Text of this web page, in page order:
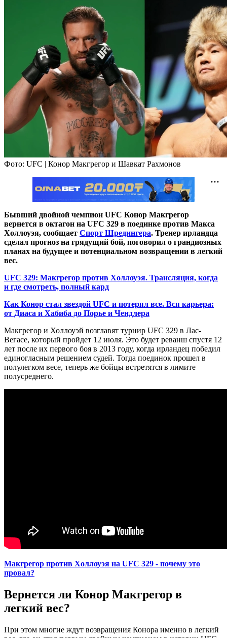
Фото: UFC | Конор Макгрегор и Шавкат Рахмонов
Бывший двойной чемпион UFC Конор Макгрегор
вернется в октагон на UFC 329 в поединке против Макса
Холлоуэя, сообщает Спорт Шредингера. Тренер ирландца
сделал прогноз на грядущий бой, поговорил о грандиозных
планах на будущее и потенциальном возвращении в легкий
вес.
UFC 329: Макгрегор против Холлоуэя. Трансляция, когда
и где смотреть, полный кард
Как Конор стал звездой UFC и потерял все. Вся карьера:
от Диаса и Хабиба до Порье и Чендлера
Макгрегор и Холлоуэй возглавят турнир UFC 329 в Лас-
Вегасе, который пройдет 12 июля. Это будет реванш спустя 12
лет после их первого боя в 2013 году, когда ирландец победил
единогласным решением судей. Тогда поединок прошел в
полулегком весе, теперь же бойцы встретятся в лимите
полусреднего.
Макгрегор против Холлоуэя на UFC 329 - почему это
провал?
Вернется ли Конор Макгрегор в
легкий вес?
При этом многие ждут возвращения Конора именно в легкий